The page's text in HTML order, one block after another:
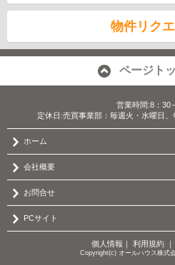
物件リク
ページト
営業時間:8：30
定休日:売買事業部：毎週火・水曜日
ホーム
会社概要
お問合せ
PCサイト
個人情報 ｜ 利用規約｜
Copyright(c) オールハウス株式